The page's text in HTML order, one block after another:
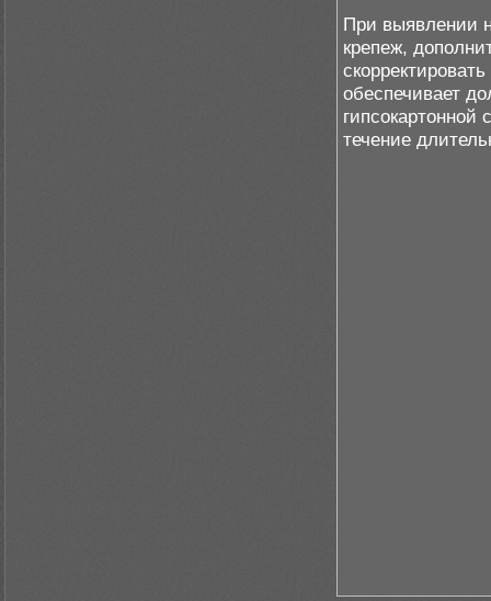
При выявлении
крепеж,
обеспечивает
течение